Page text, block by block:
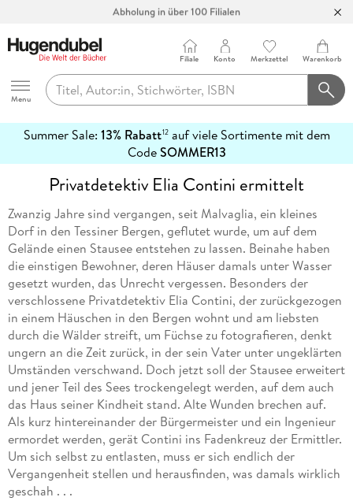
Abholung in über 100 Filialen
Hugendubel
Menu
Filiale Konto Merkzettel Warenkorb
Summer Sale: 13% Rabatt12auf viele Sortimente mit dem
CodeSOMMER13
erfahren
Privatdetektiv Elia Contini ermittelt
Zwanzig Jahre sind vergangen, seit Malvaglia, ein kleines
Dorf in den Tessiner Bergen, geflutet wurde, um auf dem
Gelände einen Stausee entstehen zu lassen. Beinahe haben
die einstigen Bewohner, deren Häuser damals unter Wasser
gesetzt wurden, das Unrecht vergessen. Besonders der
verschlossene Privatdetektiv Elia Contini, der zurückgezogen
in einem Häuschen in den Bergen wohnt und am liebsten
durch die Wälder streift, um Füchse zu fotografieren, denkt
ungern an die Zeit zurück, in der sein Vater unter ungeklärten
Umständen verschwand. Doch jetzt soll der Stausee erweitert
und jener Teil des Sees trockengelegt werden, auf dem auch
das Haus seiner Kindheit stand. Alte Wunden brechen auf.
Als kurz hintereinander der Bürgermeister und ein Ingenieur
ermordet werden, gerät Contini ins Fadenkreuz der Ermittler.
Um sich selbst zu entlasten, muss er sich endlich der
Vergangenheit stellen und herausfinden, was damals wirklich
geschah . . .